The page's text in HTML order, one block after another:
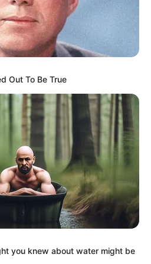
dan Fakta HA:FELT
Out To Be True
you knew about water might be